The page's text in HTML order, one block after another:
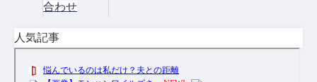
合わせ
人気記事